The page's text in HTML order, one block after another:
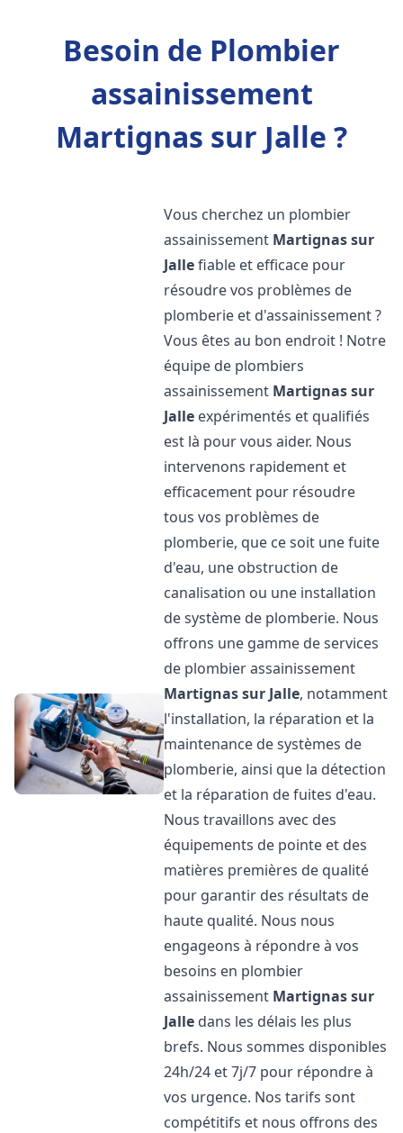
Besoin de Plombier
assainissement
Martignas sur Jalle ?
Vous cherchez un plombier
assainissement Martignas sur
Jallefiable et efficace pour
résoudre vos problèmes de
plomberie et d'assainissement ?
Vous êtes au bon endroit ! Notre
équipe de plombiers
assainissement Martignas sur
Jalle expérimentés et qualifiés
est là pour vous aider. Nous
intervenons rapidement et
efficacement pour résoudre
tous vos problèmes de
plomberie, que ce soit une fuite
d'eau, une obstruction de
canalisation ou une installation
de système de plomberie. Nous
offrons une gamme de services
de plombier assainissement
Martignas sur Jalle, notamment
l'installation, la réparation et la
maintenance de systèmes de
plomberie, ainsi que la détection
et la réparation de fuites d'eau.
Nous travaillons avec des
équipements de pointe et des
matières premières de qualité
pour garantir des résultats de
haute qualité. Nous nous
engageons à répondre à vos
besoins en plombier
assainissement Martignas sur
Jalle dans les délais les plus
brefs. Nous sommes disponibles
24h/24 et 7j/7 pour répondre à
vos urgence. Nos tarifs sont
compétitifs et nous offrons des